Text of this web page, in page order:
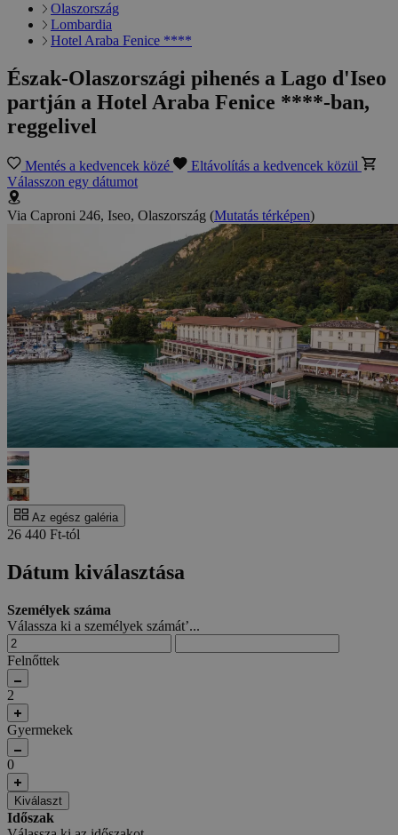
Olaszország
Lombardia
Hotel Araba Fenice ****
Észak-Olaszországi pihenés a Lago d'Iseo
partján a Hotel Araba Fenice ****-ban,
reggelivel
Mentés a kedvencek közé
Eltávolítás a kedvencek közül
Válasszon egy dátumot
Via Caproni 246, Iseo, Olaszország (Mutatás térképen)
Az egész galéria
26 440 Ft-tól
Dátum kiválasztása
Személyek száma
Válassza ki a személyek számát’...
Felnőttek
2
Gyermekek
0
Kiválaszt
Időszak